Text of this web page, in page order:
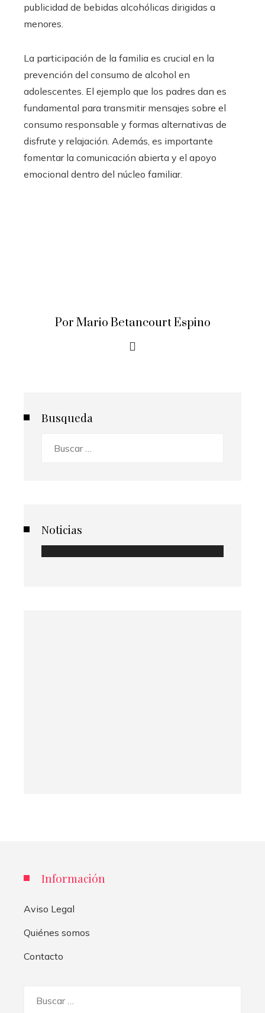
publicidad de bebidas alcohólicas dirigidas a
menores.​
La participación de la familia es crucial en la
prevención del consumo de alcohol en
adolescentes. El ejemplo que los padres dan es
fundamental para transmitir mensajes sobre el
consumo responsable y formas alternativas de
disfrute y relajación. Además, es importante
fomentar la comunicación abierta y el apoyo
emocional dentro del núcleo familiar.
Por Mario Betancourt Espino
Busqueda
Noticias
Información
Aviso Legal
Quiénes somos
Contacto